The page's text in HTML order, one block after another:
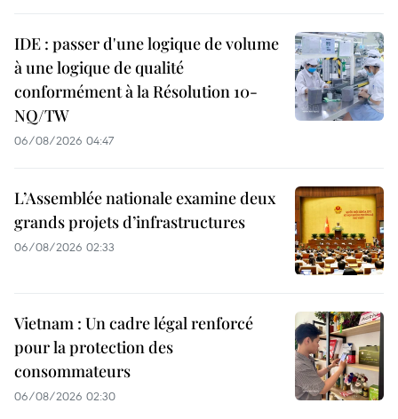
IDE : passer d'une logique de volume
à une logique de qualité
conformément à la Résolution 10-
NQ/TW
06/08/2026 04:47
L’Assemblée nationale examine deux
grands projets d’infrastructures
06/08/2026 02:33
Vietnam : Un cadre légal renforcé
pour la protection des
consommateurs
06/08/2026 02:30